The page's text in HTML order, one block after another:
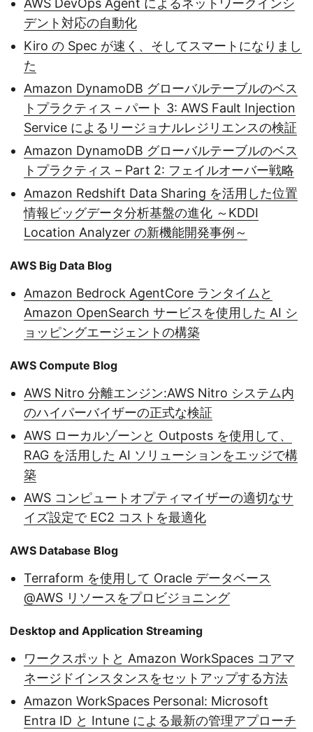
AWS DevOps Agent によるネットワークインシ
デント対応の自動化
Kiro の Spec が速く、そしてスマートになりまし
た
Amazon DynamoDB グローバルテーブルのベス
トプラクティス – パート 3: AWS Fault Injection
Service によるリージョナルレジリエンスの検証
Amazon DynamoDB グローバルテーブルのベス
トプラクティス – Part 2: フェイルオーバー戦略
Amazon Redshift Data Sharing を活用した位置
情報ビッグデータ分析基盤の進化 ～KDDI
Location Analyzer の新機能開発事例～
AWS Big Data Blog
Amazon Bedrock AgentCore ランタイムと
Amazon OpenSearch サービスを使用した AI シ
ョッピングエージェントの構築
AWS Compute Blog
AWS Nitro 分離エンジン:AWS Nitro システム内
のハイパーバイザーの正式な検証
AWS ローカルゾーンと Outposts を使用して、
RAG を活用した AI ソリューションをエッジで構
築
AWS コンピュートオプティマイザーの適切なサ
イズ設定で EC2 コストを最適化
AWS Database Blog
Terraform を使用して Oracle データベース
@AWS リソースをプロビジョニング
Desktop and Application Streaming
ワークスポットと Amazon WorkSpaces コアマ
ネージドインスタンスをセットアップする方法
Amazon WorkSpaces Personal: Microsoft
Entra ID と Intune による最新の管理アプローチ